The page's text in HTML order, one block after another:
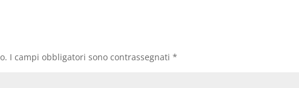
I campi obbligatori sono contrassegnati*